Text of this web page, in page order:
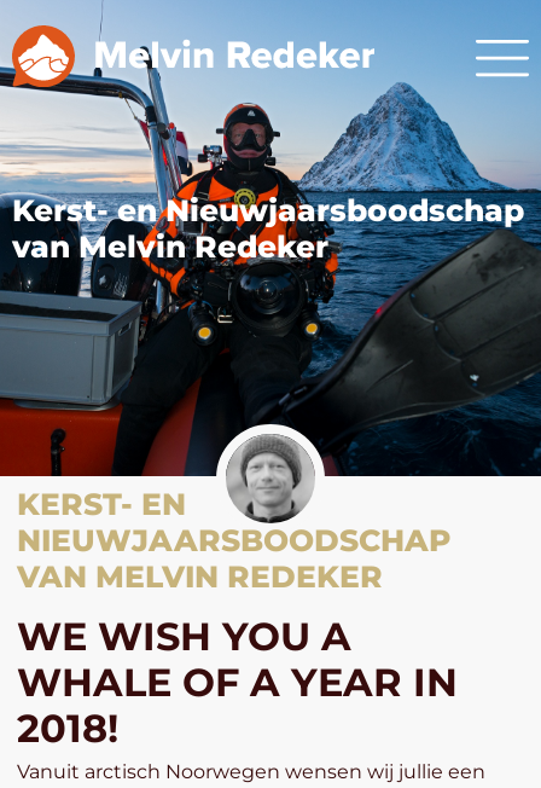
Kerst- en Nieuwjaarsboodschap
van Melvin Redeker
KERST- EN
NIEUWJAARSBOODSCHAP
VAN MELVIN REDEKER
WE WISH YOU A
WHALE OF A YEAR IN
2018!
Vanuit arctisch Noorwegen wensen wij jullie een